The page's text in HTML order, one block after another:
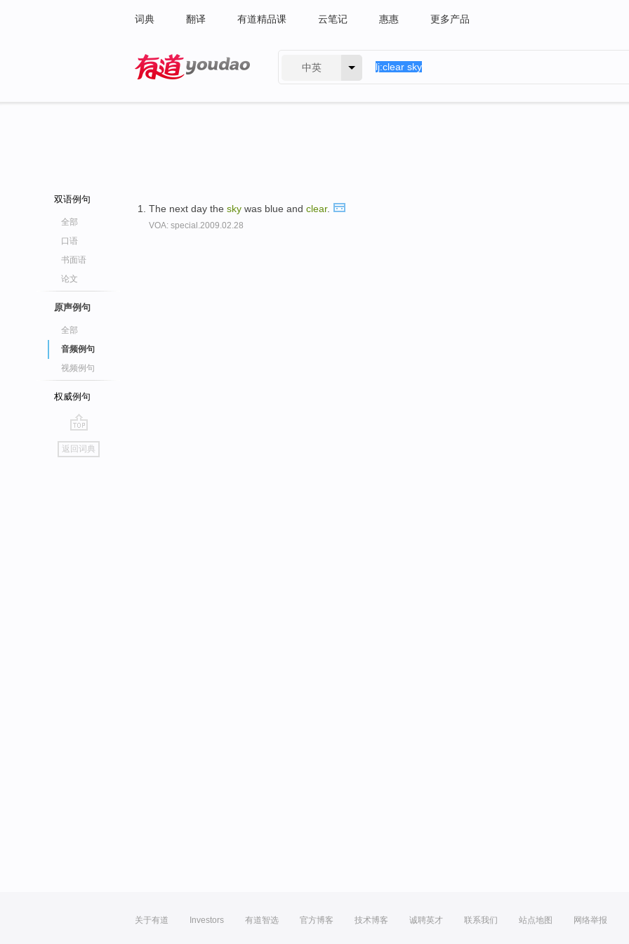
词典 翻译 有道精品课 云笔记 惠惠 更多产品
中英
双语例句
全部
口语
书面语
论文
原声例句
全部
音频例句
视频例句
权威例句
go
top
返回词典
The next day the sky was blue and clear.
VOA: special.2009.02.28
关于有道 Investors 有道智选 官方博客 技术博客 诚聘英才 联系我们 站点地图 网络举报